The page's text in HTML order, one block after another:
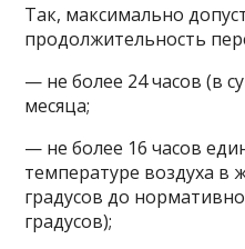
Так, максимально
продолжительность
— не более 24 часов (в
месяца;
— не более 16 часов
температуре воздуха в
градусов до
градусов);